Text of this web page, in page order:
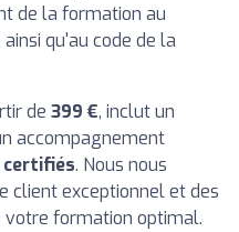
de la formation au
qu'au code de la
de 399 €, inclut un
accompagnement
. Nous nous
client exceptionnel et des
votre formation optimal.